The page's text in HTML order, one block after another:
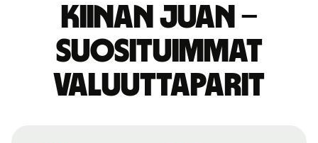
Kiinan juan –
suosituimmat
valuuttaparit